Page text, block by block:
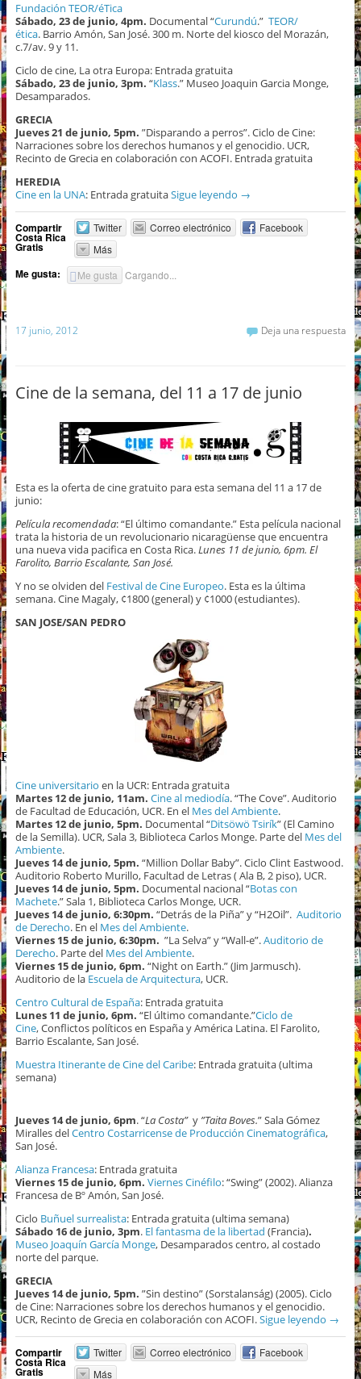
Fundación TEOR/éTica
Sábado, 23 de junio, 4pm. Documental “Curundú.” TEOR/
ética. Barrio Amón, San José. 300 m. Norte del kiosco del Morazán,
c.7/av. 9 y 11.
Ciclo de cine, La otra Europa: Entrada gratuita
Sábado, 23 de junio, 3pm. “Klass.” Museo Joaquin Garcia Monge,
Desamparados.
GRECIA
Jueves 21 de junio, 5pm. ”Disparando a perros”. Ciclo de Cine:
Narraciones sobre los derechos humanos y el genocidio. UCR,
Recinto de Grecia en colaboración con ACOFI. Entrada gratuita
HEREDIA
Cine en la UNA: Entrada gratuitaSigue leyendo →
Compartir
Costa Rica
Gratis
Twitter Correo electrónico
Facebook
Más
Me gusta: Me gusta Cargando...
17 junio, 2012 Deja una respuesta
Cine de la semana, del 11 a 17 de junio
Esta es la oferta de cine gratuito para esta semana del 11 a 17 de
junio:
Película recomendada: “El último comandante.” Esta película nacional
trata la historia de un revolucionario nicaragüense que encuentra
una nueva vida pacifica en Costa Rica.Lunes 11 de junio, 6pm. El
Farolito, Barrio Escalante, San José.
Y no se olviden del Festival de Cine Europeo. Esta es la última
semana. Cine Magaly, ¢1800 (general) y ¢1000 (estudiantes).
SAN JOSE/SAN PEDRO
Cine universitario en la UCR: Entrada gratuita
Martes 12 de junio, 11am. Cine al mediodía. “The Cove”. Auditorio
de Facultad de Educación, UCR. En el Mes del Ambiente.
Martes 12 de junio, 5pm. Documental “Ditsöwö Tsirík” (El Camino
de la Semilla). UCR, Sala 3, Biblioteca Carlos Monge. Parte del Mes del
Ambiente.
Jueves 14 de junio, 5pm. “Million Dollar Baby”. Ciclo Clint Eastwood.
Auditorio Roberto Murillo, Facultad de Letras ( Ala B, 2 piso), UCR.
Jueves 14 de junio, 5pm. Documental nacional “Botas con
Machete.” Sala 1, Biblioteca Carlos Monge, UCR.
Jueves 14 de junio, 6:30pm. “Detrás de la Piña” y “H2Oil”. Auditorio
de Derecho. En el Mes del Ambiente.
Viernes 15 de junio, 6:30pm. ”La Selva” y “Wall-e”.Auditorio de
Derecho. Parte del Mes del Ambiente.
Viernes 15 de junio, 6pm. “Night on Earth.” (Jim Jarmusch).
Auditorio de la Escuela de Arquitectura, UCR.
Centro Cultural de España: Entrada gratuita
Lunes 11 de junio, 6pm. “El último comandante.”Ciclo de
Cine, Conflictos políticos en España y América Latina. El Farolito,
Barrio Escalante, San José.
Muestra Itinerante de Cine del Caribe: Entrada gratuita (ultima
semana)
Jueves 14 de junio, 6pm. “La Costa” y”Taita Boves.” Sala Gómez
Miralles delCentro Costarricense de Producción Cinematográfica,
San José.
Alianza Francesa: Entrada gratuita
Viernes 15 de junio, 6pm. Viernes Cinéfilo: “Swing” (2002). Alianza
Francesa de Bº Amón, San José.
Ciclo Buñuel surrealista: Entrada gratuita (ultima semana)
Sábado 16 de junio, 3pm. El fantasma de la libertad (Francia).
Museo Joaquín García Monge, Desamparados centro, al costado
norte del parque.
GRECIA
Jueves 14 de junio, 5pm. ”Sin destino” (Sorstalanság) (2005). Ciclo
de Cine: Narraciones sobre los derechos humanos y el genocidio.
UCR, Recinto de Grecia en colaboración con ACOFI.Sigue leyendo →
Compartir
Costa Rica
Gratis
Twitter Correo electrónico
Facebook
Más